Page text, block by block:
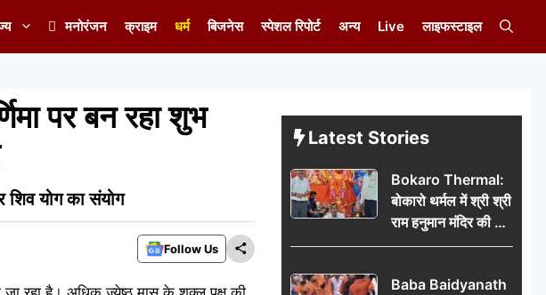
मनोरंजन क्राइम धर्म बिजनेस स्पेशल रिपोर्ट अन्य Live लाइफस्टाइल
पर बन रहा शुभ
शिव योग का संयोग
Follow Us
Latest Stories
Bokaro Thermal:
बोकारो थर्मल में श्री श्री
राम हनुमान मंदिर की नई
कमेटी गठित, बाबूलाल
Baba Baidyanath